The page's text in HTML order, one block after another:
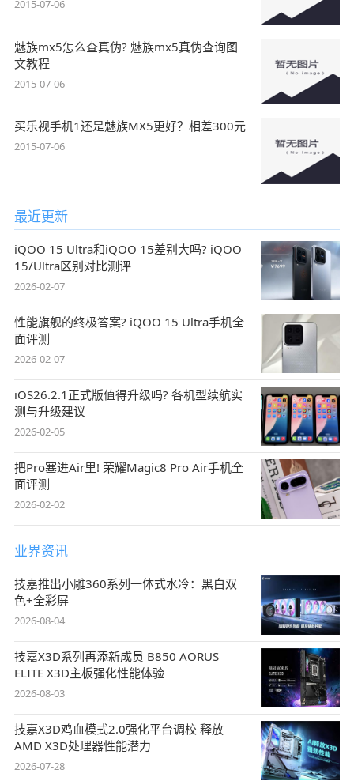
2015-07-06
魅族mx5怎么查真伪? 魅族mx5真伪查询图
文教程
2015-07-06
买乐视手机1还是魅族MX5更好？相差300元
2015-07-06
最近更新
iQOO 15 Ultra和iQOO 15差别大吗? iQOO
15/Ultra区别对比测评
2026-02-07
性能旗舰的终极答案? iQOO 15 Ultra手机全
面评测
2026-02-07
iOS26.2.1正式版值得升级吗? 各机型续航实
测与升级建议
2026-02-05
把Pro塞进Air里! 荣耀Magic8 Pro Air手机全
面评测
2026-02-02
业界资讯
技嘉推出小雕360系列一体式水冷：黑白双
色+全彩屏
2026-08-04
技嘉X3D系列再添新成员 B850 AORUS
ELITE X3D主板强化性能体验
2026-08-03
技嘉X3D鸡血模式2.0强化平台调校 释放
AMD X3D处理器性能潜力
2026-07-28